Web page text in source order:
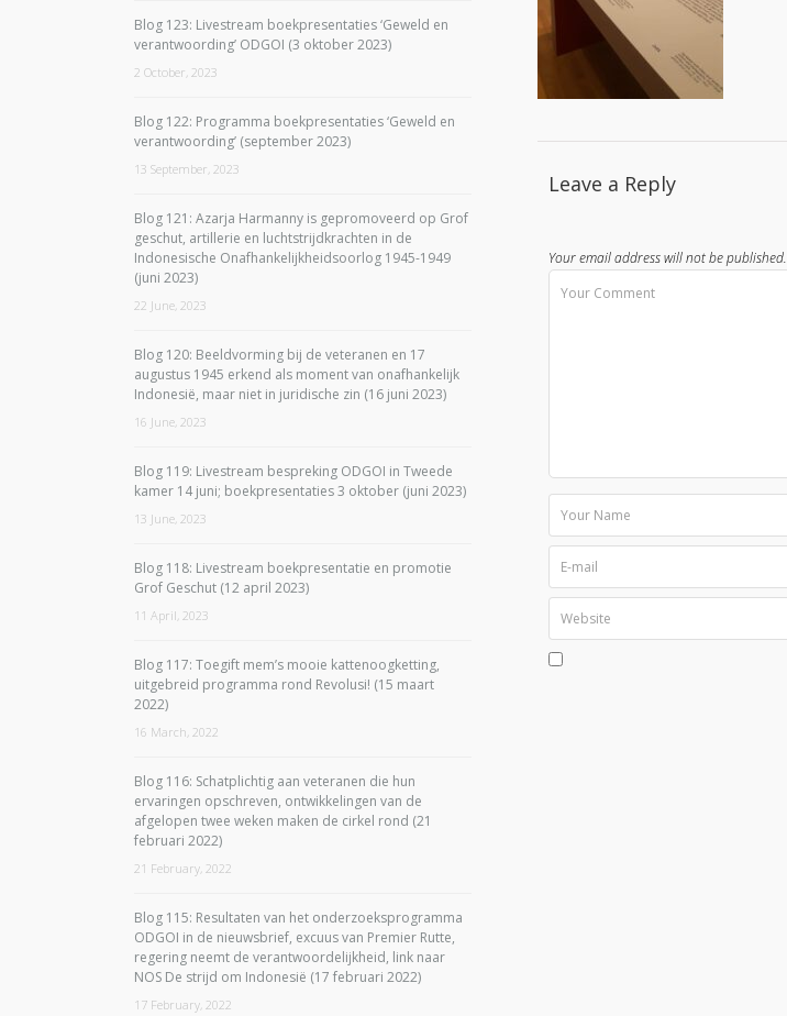
Leave a Reply
Your email address will not be published.
Blog 123: Livestream boekpresentaties ‘Geweld en
verantwoording’ ODGOI (3 oktober 2023)
2 October, 2023
Blog 122: Programma boekpresentaties ‘Geweld en
verantwoording’ (september 2023)
13 September, 2023
Blog 121: Azarja Harmanny is gepromoveerd op Grof
geschut, artillerie en luchtstrijdkrachten in de
Indonesische Onafhankelijkheidsoorlog 1945-1949
(juni 2023)
22 June, 2023
Blog 120: Beeldvorming bij de veteranen en 17
augustus 1945 erkend als moment van onafhankelijk
Indonesië, maar niet in juridische zin (16 juni 2023)
16 June, 2023
Blog 119: Livestream bespreking ODGOI in Tweede
kamer 14 juni; boekpresentaties 3 oktober (juni 2023)
13 June, 2023
Blog 118: Livestream boekpresentatie en promotie
Grof Geschut (12 april 2023)
11 April, 2023
Blog 117: Toegift mem’s mooie kattenoogketting,
uitgebreid programma rond Revolusi! (15 maart
2022)
16 March, 2022
Blog 116: Schatplichtig aan veteranen die hun
ervaringen opschreven, ontwikkelingen van de
afgelopen twee weken maken de cirkel rond (21
februari 2022)
21 February, 2022
Blog 115: Resultaten van het onderzoeksprogramma
ODGOI in de nieuwsbrief, excuus van Premier Rutte,
regering neemt de verantwoordelijkheid, link naar
NOS De strijd om Indonesië (17 februari 2022)
17 February, 2022